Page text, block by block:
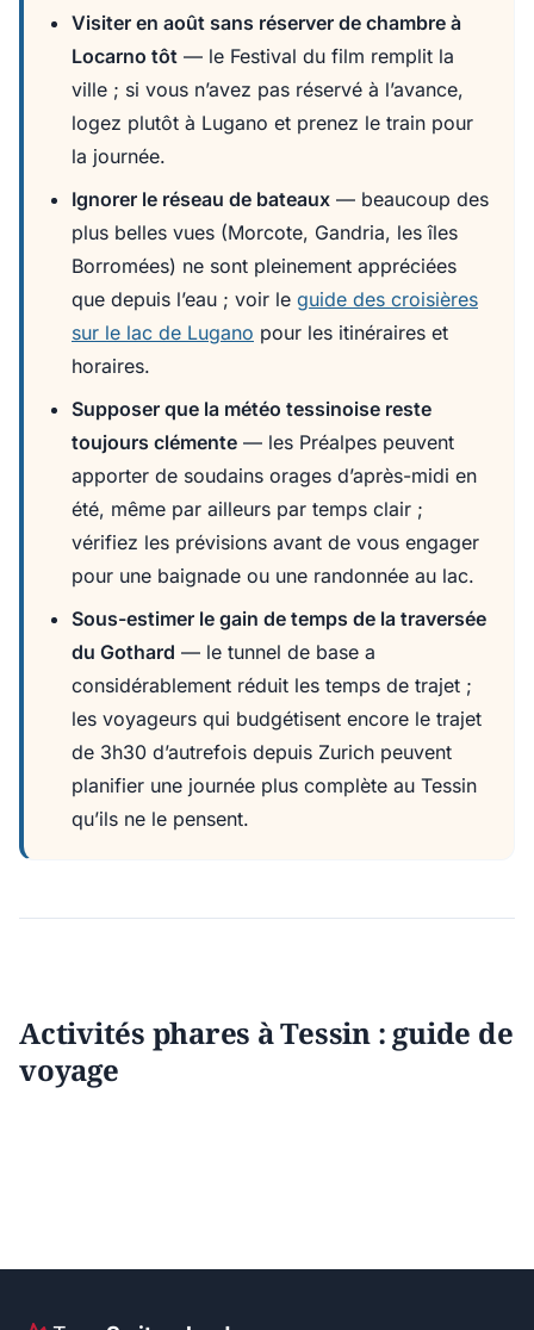
Visiter en août sans réserver de chambre à
Locarno tôt — le Festival du film remplit la
ville ; si vous n’avez pas réservé à l’avance,
logez plutôt à Lugano et prenez le train pour
la journée.
Ignorer le réseau de bateaux — beaucoup des
plus belles vues (Morcote, Gandria, les îles
Borromées) ne sont pleinement appréciées
que depuis l’eau ; voir le guide des croisières
sur le lac de Lugano pour les itinéraires et
horaires.
Supposer que la météo tessinoise reste
toujours clémente — les Préalpes peuvent
apporter de soudains orages d’après-midi en
été, même par ailleurs par temps clair ;
vérifiez les prévisions avant de vous engager
pour une baignade ou une randonnée au lac.
Sous-estimer le gain de temps de la traversée
du Gothard — le tunnel de base a
considérablement réduit les temps de trajet ;
les voyageurs qui budgétisent encore le trajet
de 3h30 d’autrefois depuis Zurich peuvent
planifier une journée plus complète au Tessin
qu’ils ne le pensent.
Activités phares à Tessin : guide de
voyage